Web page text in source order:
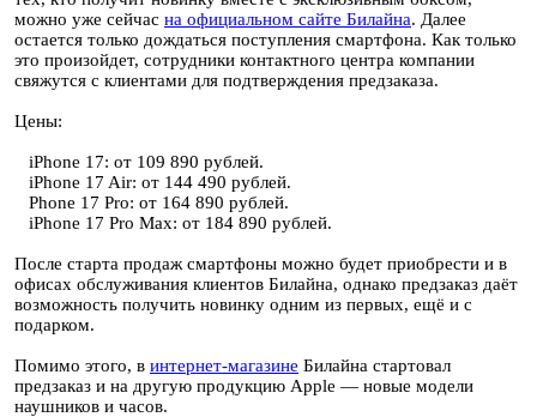
можно уже сейчас на официальном сайте Билайна. Далее
остается только дождаться поступления смартфона. Как только
это произойдет, сотрудники контактного центра компании
свяжутся с клиентами для подтверждения предзаказа.
Цены:
iPhone 17: от 109 890 рублей.
iPhone 17 Air: от 144 490 рублей.
Phone 17 Pro: от 164 890 рублей.
iPhone 17 Pro Max: от 184 890 рублей.
После старта продаж смартфоны можно будет приобрести и в
офисах обслуживания клиентов Билайна, однако предзаказ даёт
возможность получить новинку одним из первых, ещё и с
подарком.
Помимо этого, в интернет-магазине Билайна стартовал
предзаказ и на другую продукцию Apple — новые модели
наушников и часов.